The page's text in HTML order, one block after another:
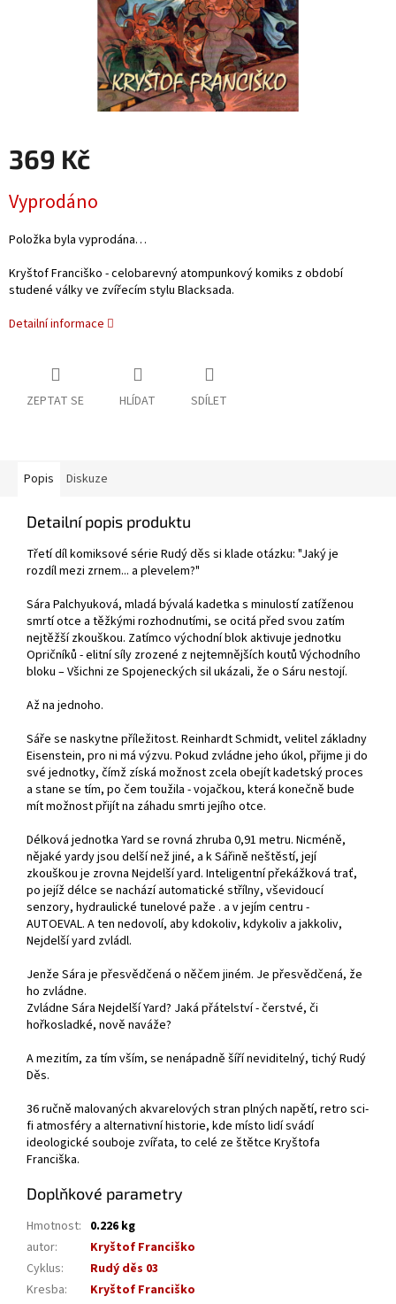
369 Kč
cena:
Vyprodáno
Položka byla vyprodána…
Kryštof Franciško - celobarevný atompunkový komiks z období
studené války ve zvířecím stylu Blacksada.
Detailní informace
ZEPTAT SE HLÍDAT SDÍLET
Popis Diskuze
Detailní popis produktu
Třetí díl komiksové série Rudý děs si klade otázku: "Jaký je
rozdíl mezi zrnem... a plevelem?"
Sára Palchyuková, mladá bývalá kadetka s minulostí zatíženou
smrtí otce a těžkými rozhodnutími, se ocitá před svou zatím
nejtěžší zkouškou. Zatímco východní blok aktivuje jednotku
Opričníků - elitní síly zrozené z nejtemnějších koutů Východního
bloku – Všichni ze Spojeneckých sil ukázali, že o Sáru nestojí.
Až na jednoho.
Sáře se naskytne příležitost. Reinhardt Schmidt, velitel základny
Eisenstein, pro ni má výzvu. Pokud zvládne jeho úkol, přijme ji do
své jednotky, čímž získá možnost zcela obejít kadetský proces
a stane se tím, po čem toužila - vojačkou, která konečně bude
mít možnost přijít na záhadu smrti jejího otce.
Délková jednotka Yard se rovná zhruba 0,91 metru. Nicméně,
nějaké yardy jsou delší než jiné, a k Sářině neštěstí, její
zkouškou je zrovna Nejdelší yard. Inteligentní překážková trať,
po jejíž délce se nachází automatické střílny, vševidoucí
senzory, hydraulické tunelové paže . a v jejím centru -
AUTOEVAL. A ten nedovolí, aby kdokoliv, kdykoliv a jakkoliv,
Nejdelší yard zvládl.
Jenže Sára je přesvědčená o něčem jiném. Je přesvědčená, že
ho zvládne.
Zvládne Sára Nejdelší Yard? Jaká přátelství - čerstvé, či
hořkosladké, nově naváže?
A mezitím, za tím vším, se nenápadně šíří neviditelný, tichý Rudý
Děs.
36 ručně malovaných akvarelových stran plných napětí, retro sci-
fi atmosféry a alternativní historie, kde místo lidí svádí
ideologické souboje zvířata, to celé ze štětce Kryštofa
Franciška.
Doplňkové parametry
Hmotnost: 0.226 kg
autor:
Kryštof Franciško
Cyklus:
Rudý děs 03
Kresba:
Kryštof Franciško